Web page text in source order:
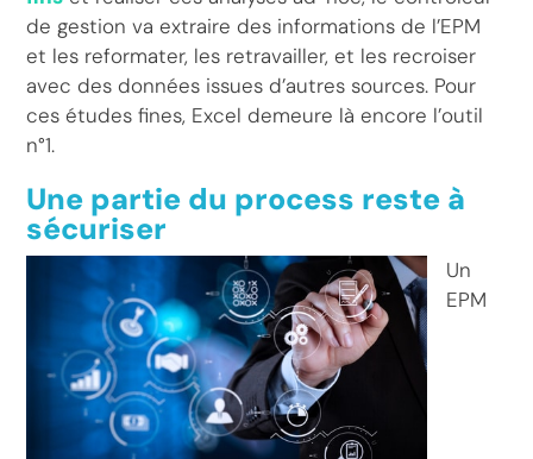
de gestion va extraire des informations de l’EPM
et les reformater, les retravailler, et les recroiser
avec des données issues d’autres sources. Pour
ces études fines, Excel demeure là encore l’outil
n°1.
Une partie du process reste à
sécuriser
Un
EPM